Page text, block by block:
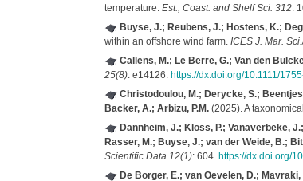
temperature. Est., Coast. and Shelf Sci. 312:
Buyse, J.; Reubens, J.; Hostens, K.;
within an offshore wind farm. ICES J. Mar.
Callens, M.; Le Berre, G.; Van den
25(8): e14126. https://dx.doi.org/10.1111/
Christodoulou, M.; Derycke, S.;
Backer, A.; Arbizu, P.M.(2025). A
Dannheim, J.; Kloss, P.; Vanaverbeke,
Rasser, M.; Buyse, J.; van der Weide, B.;
Scientific Data 12(1): 604. https://dx.doi.org/
De Borger, E.; van Oevelen, D.;